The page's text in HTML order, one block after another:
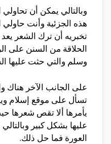
وبالتالي يمكن أن
هذه الجزئية وأنت
تخبريه أن ترك الشعر يعد
الحلاقة من السنن على
وسلم والتي حثت عليها
على الجانب الآخر هناك
تسأل على موقع إسلام
يأمرها ألا تقص شعرها
عليها بشكل كبير
العورة فما حل ذلك.